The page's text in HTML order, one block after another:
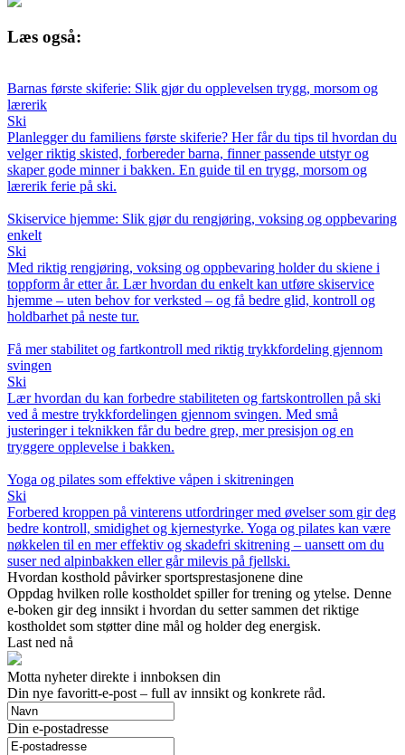
Læs også:
Barnas første skiferie: Slik gjør du opplevelsen trygg, morsom og
lærerik
Ski
Planlegger du familiens første skiferie? Her får du tips til hvordan du
velger riktig skisted, forbereder barna, finner passende utstyr og
skaper gode minner i bakken. En guide til en trygg, morsom og
lærerik ferie på ski.
Skiservice hjemme: Slik gjør du rengjøring, voksing og oppbevaring
enkelt
Ski
Med riktig rengjøring, voksing og oppbevaring holder du skiene i
toppform år etter år. Lær hvordan du enkelt kan utføre skiservice
hjemme – uten behov for verksted – og få bedre glid, kontroll og
holdbarhet på neste tur.
Få mer stabilitet og fartkontroll med riktig trykkfordeling gjennom
svingen
Ski
Lær hvordan du kan forbedre stabiliteten og fartskontrollen på ski
ved å mestre trykkfordelingen gjennom svingen. Med små
justeringer i teknikken får du bedre grep, mer presisjon og en
tryggere opplevelse i bakken.
Yoga og pilates som effektive våpen i skitreningen
Ski
Forbered kroppen på vinterens utfordringer med øvelser som gir deg
bedre kontroll, smidighet og kjernestyrke. Yoga og pilates kan være
nøkkelen til en mer effektiv og skadefri skitrening – uansett om du
suser ned alpinbakken eller går milevis på fjellski.
Hvordan kosthold påvirker sportsprestasjonene dine
Oppdag hvilken rolle kostholdet spiller for trening og ytelse. Denne
e-boken gir deg innsikt i hvordan du setter sammen det riktige
kostholdet som støtter dine mål og holder deg energisk.
Last ned nå
Motta nyheter direkte i innboksen din
Din nye favoritt-e-post – full av innsikt og konkrete råd.
Din e-postadresse